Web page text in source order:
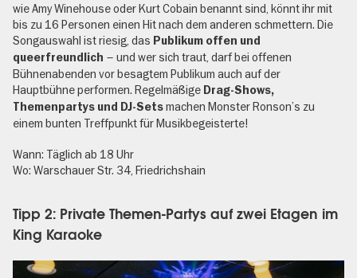
wie Amy Winehouse oder Kurt Cobain benannt sind, könnt ihr mit
bis zu 16 Personen einen Hit nach dem anderen schmettern. Die
Songauswahl ist riesig, das Publikum offen und
queerfreundlich – und wer sich traut, darf bei offenen
Bühnenabenden vor besagtem Publikum auch auf der
Hauptbühne performen. Regelmäßige Drag-Shows,
Themenpartys und DJ-Setsmachen Monster Ronson’s zu
einem bunten Treffpunkt für Musikbegeisterte!
Wann: Täglich ab 18 Uhr
Wo: Warschauer Str. 34, Friedrichshain
Tipp 2: Private Themen-Partys auf zwei Etagen im
King Karaoke